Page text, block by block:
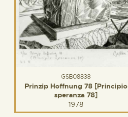
GSB08838
Prinzip Hoffnung 78 [Principio
speranza 78]
1978